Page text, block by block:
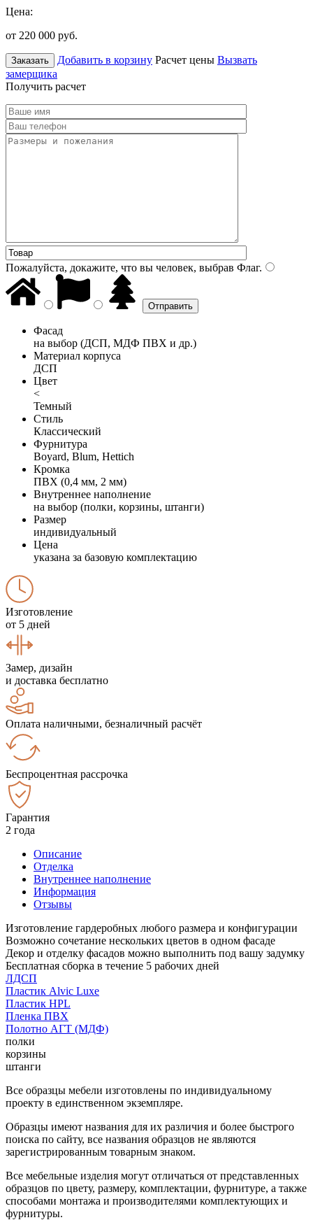
Цена:
от 220 000 руб.
Заказать Добавить в корзину Расчет цены Вызвать
замерщика
Получить расчет
Пожалуйста, докажите, что вы человек, выбрав Флаг.
Фасад
на выбор (ДСП, МДФ ПВХ и др.)
Материал корпуса
ДСП
Цвет
<
Темный
Стиль
Классический
Фурнитура
Boyard, Blum, Hettich
Кромка
ПВХ (0,4 мм, 2 мм)
Внутреннее наполнение
на выбор (полки, корзины, штанги)
Размер
индивидуальный
Цена
указана за базовую комплектацию
Изготовление
от 5 дней
Замер, дизайн
и доставка бесплатно
Оплата наличными, безналичный расчёт
Беспроцентная рассрочка
Гарантия
2 года
Описание
Отделка
Внутреннее наполнение
Информация
Отзывы
Изготовление гардеробных любого размера и конфигурации
Возможно сочетание нескольких цветов в одном фасаде
Декор и отделку фасадов можно выполнить под вашу задумку
Бесплатная сборка в течение 5 рабочих дней
ЛДСП
Пластик Alvic Luxe
Пластик HPL
Пленка ПВХ
Полотно АГТ (МДФ)
полки
корзины
штанги
Все образцы мебели изготовлены по индивидуальному
проекту в единственном экземпляре.
Образцы имеют названия для их различия и более быстрого
поиска по сайту, все названия образцов не являются
зарегистрированным товарным знаком.
Все мебельные изделия могут отличаться от представленных
образцов по цвету, размеру, комплектации, фурнитуре, а также
способами монтажа и производителями комплектующих и
фурнитуры.